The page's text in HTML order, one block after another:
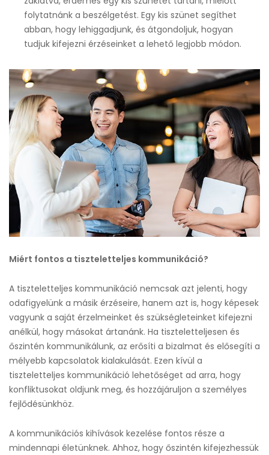
folytatnánk a beszélgetést. Egy kis szünet segíthet
abban, hogy lehiggadjunk, és átgondoljuk, hogyan
tudjuk kifejezni érzéseinket a lehető legjobb módon.
Miért fontos a tiszteletteljes kommunikáció?
A tiszteletteljes kommunikáció nemcsak azt jelenti, hogy
odafigyelünk a másik érzéseire, hanem azt is, hogy képesek
vagyunk a saját érzelmeinket és szükségleteinket kifejezni
anélkül, hogy másokat ártanánk. Ha tiszteletteljesen és
őszintén kommunikálunk, az erősíti a bizalmat és elősegíti a
mélyebb kapcsolatok kialakulását. Ezen kívül a
tiszteletteljes kommunikáció lehetőséget ad arra, hogy
konfliktusokat oldjunk meg, és hozzájáruljon a személyes
fejlődésünkhöz.
A kommunikációs kihívások kezelése fontos része a
mindennapi életünknek. Ahhoz, hogy őszintén kifejezhessük